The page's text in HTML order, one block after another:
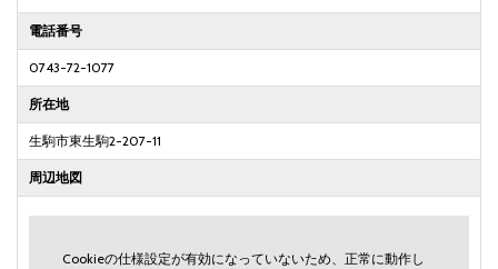
電話番号
0743-72-1077
所在地
生駒市東生駒2-207-11
周辺地図
Cookieの仕様設定が有効になっていないため、正常に動作し